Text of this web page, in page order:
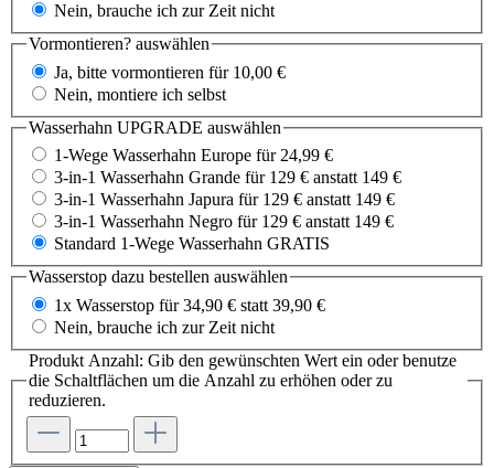
Nein, brauche ich zur Zeit nicht
Vormontieren? auswählen
Ja, bitte vormontieren für 10,00 €
Nein, montiere ich selbst
Wasserhahn UPGRADE auswählen
1-Wege Wasserhahn Europe für 24,99 €
3-in-1 Wasserhahn Grande für 129 € anstatt 149 €
3-in-1 Wasserhahn Japura für 129 € anstatt 149 €
3-in-1 Wasserhahn Negro für 129 € anstatt 149 €
Standard 1-Wege Wasserhahn GRATIS
Wasserstop dazu bestellen auswählen
1x Wasserstop für 34,90 € statt 39,90 €
Nein, brauche ich zur Zeit nicht
Produkt Anzahl: Gib den gewünschten Wert ein oder benutze
die Schaltflächen um die Anzahl zu erhöhen oder zu
reduzieren.